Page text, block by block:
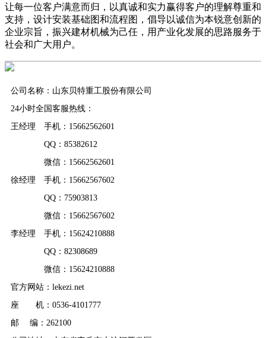
让每一位客户满意而归，以真诚和实力赢得客户的理解尊重和
支持，设计安装基础图和流程图，倡导以诚信为本锐意创新的
企业宗旨，振兴建材机械为己任，用产业化发展的思路服务于
社会和广大用户。
公司名称：山东贝特重工股份有限公司
24小时全国客服热线：
王经理 手机：15662562601
QQ：85382612
微信：15662562601
徐经理 手机：15662567602
QQ：75903813
微信：15662567602
李经理 手机：15624210888
QQ：82308689
微信：15624210888
官方网站：lekezi.net
座 机：0536-4101777
邮 编：262100